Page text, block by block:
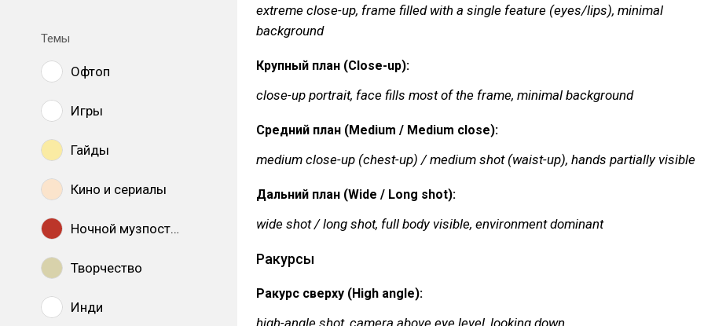
Темы
Офтоп
Игры
Гайды
Кино и сериалы
Ночной музпостинг
Творчество
Инди
extreme close-up, frame filled with a single feature (eyes/lips), minimal
background
Крупный план (Close-up):
close-up portrait, face fills most of the frame, minimal background
Средний план (Medium / Medium close):
medium close-up (chest-up) / medium shot (waist-up), hands partially visible
Дальний план (Wide / Long shot):
wide shot / long shot, full body visible, environment dominant
Ракурсы
Ракурс сверху (High angle):
high-angle shot, camera above eye level, looking down